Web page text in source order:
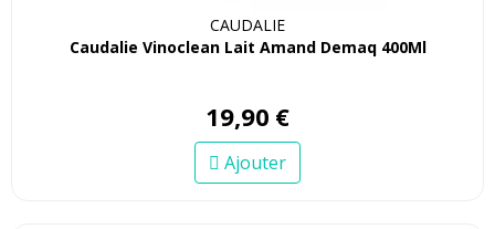
CAUDALIE
Caudalie Vinoclean Lait Amand Demaq 400Ml
19,90 €
Ajouter